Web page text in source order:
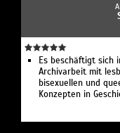
Es beschäftigt sich
Archivarbeit mit
bisexuellen und
Konzepten in